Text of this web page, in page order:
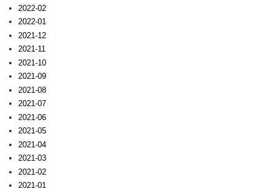
2022-02
2022-01
2021-12
2021-11
2021-10
2021-09
2021-08
2021-07
2021-06
2021-05
2021-04
2021-03
2021-02
2021-01